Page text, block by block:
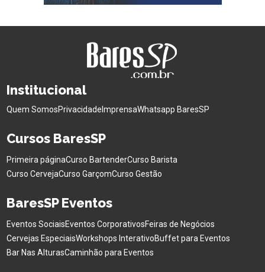
Institucional
Quem SomosPrivacidade ImprensaWhatsapp BaresSP
Cursos BaresSP
Primeira páginaCurso BartenderCurso Barista
Curso CervejaCurso GarçomCurso Gestão
BaresSP Eventos
Eventos SociaisEventos CorporativosFeiras de Negócios
Cervejas EspeciaisWorkshops InterativoBuffet para Eventos
Bar Nas AlturasCaminhão para Eventos